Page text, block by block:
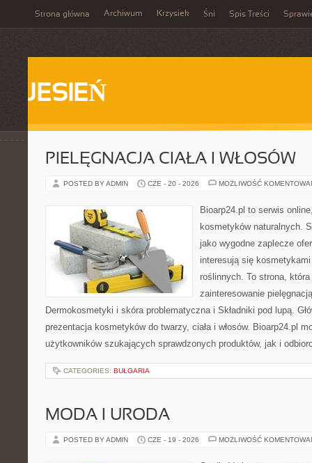
Strona główna Archiwum Krzysiek Śni Spis Treści
JESIEŃ
PIELĘGNACJA CIAŁA I WŁOSÓW
POSTED BY ADMIN CZE - 20 - 2026 MOŻLIWOŚĆ
Bioarp24.pl to serwis
kosmetyków naturalnych.
jako wygodne zaplecze
interesują się
roślinnych. To strona,
zainteresowanie
Dermokosmetyki i skóra problematyczna i Składniki pod lupą.
prezentacja kosmetyków do twarzy, ciała i włosów. Bioarp24.pl
użytkowników szukających sprawdzonych produktów, jak i
CATEGORIES: BUŁGARIA
MODA I URODA
POSTED BY ADMIN CZE - 19 - 2026 MOŻLIWOŚĆ